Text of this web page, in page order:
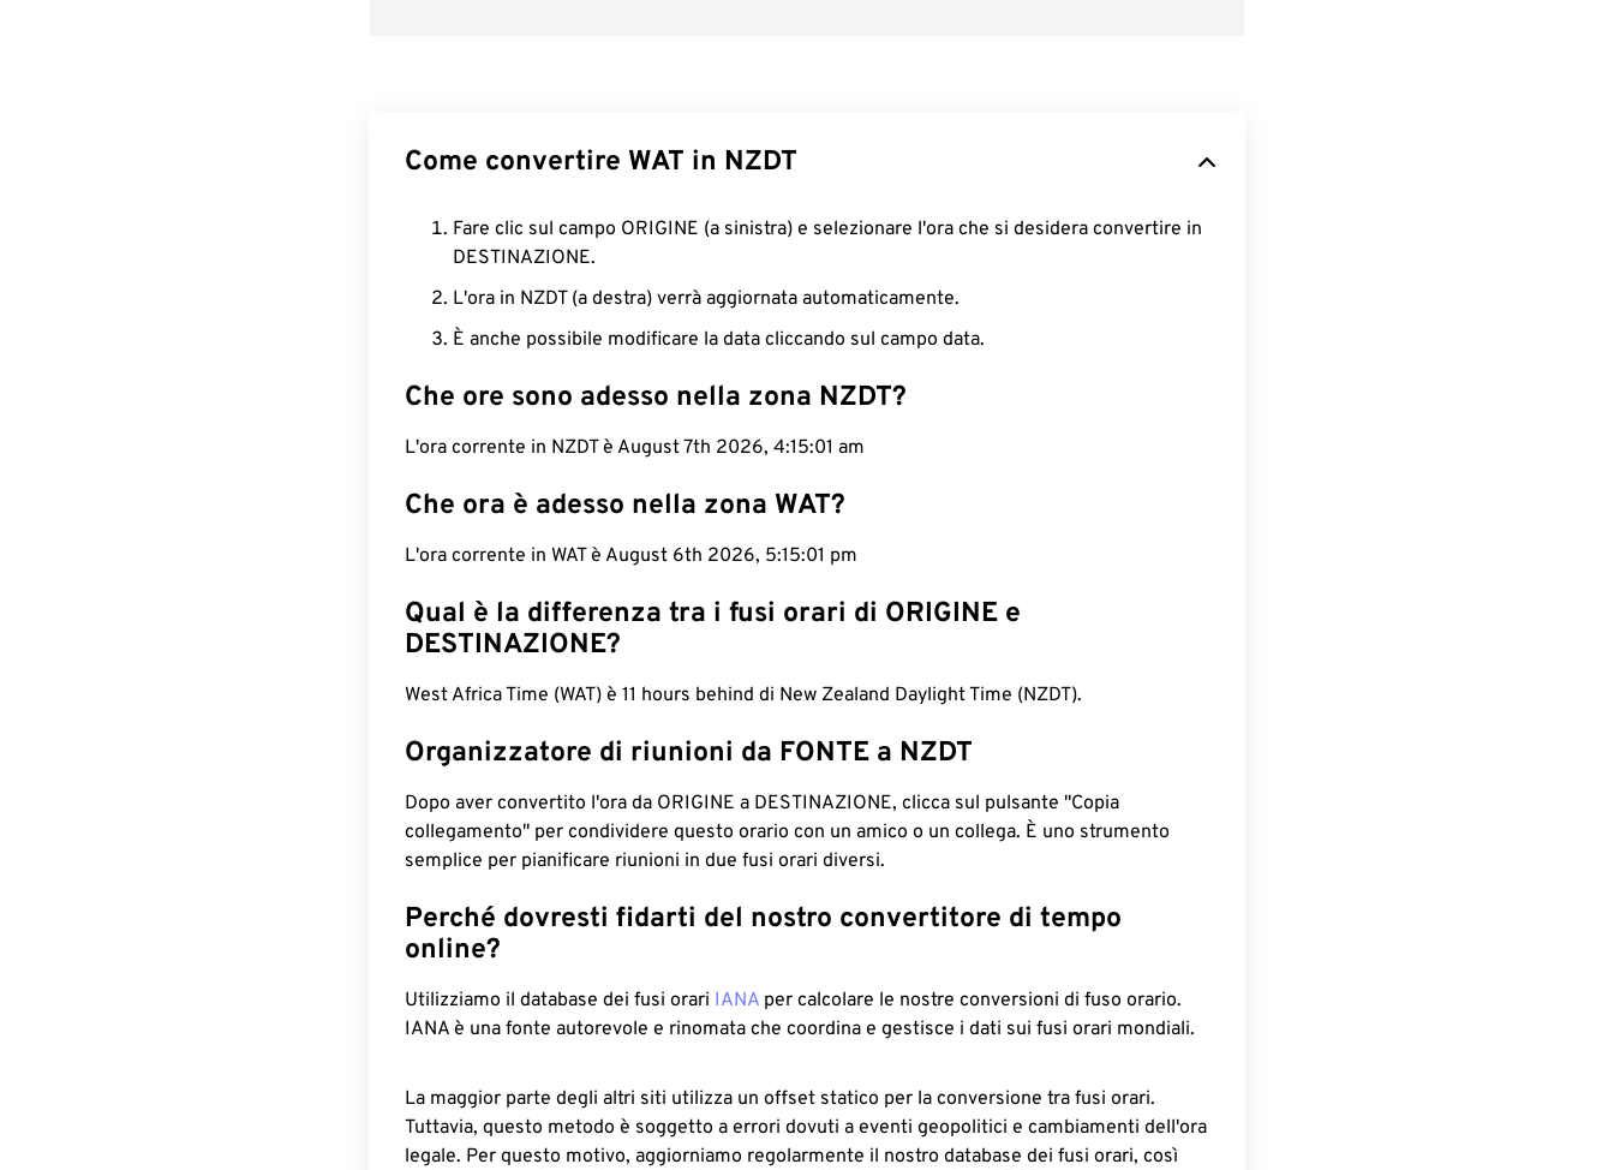
Come convertire WAT in NZDT
Fare clic sul campo ORIGINE (a sinistra) e selezionare l'ora che si desidera convertire in
DESTINAZIONE.
L'ora in NZDT (a destra) verrà aggiornata automaticamente.
È anche possibile modificare la data cliccando sul campo data.
Che ore sono adesso nella zona NZDT?
L'ora corrente in NZDT è August 7th 2026, 4:15:02 am
Che ora è adesso nella zona WAT?
L'ora corrente in WAT è August 6th 2026, 5:15:02 pm
Qual è la differenza tra i fusi orari di ORIGINE e
DESTINAZIONE?
West Africa Time (WAT) è 11 hours behind di New Zealand Daylight Time (NZDT).
Organizzatore di riunioni da FONTE a NZDT
Dopo aver convertito l'ora da ORIGINE a DESTINAZIONE, clicca sul pulsante "Copia
collegamento" per condividere questo orario con un amico o un collega. È uno strumento
semplice per pianificare riunioni in due fusi orari diversi.
Perché dovresti fidarti del nostro convertitore di tempo
online?
Utilizziamo il database dei fusi orari IANA per calcolare le nostre conversioni di fuso orario.
IANA è una fonte autorevole e rinomata che coordina e gestisce i dati sui fusi orari mondiali.
La maggior parte degli altri siti utilizza un offset statico per la conversione tra fusi orari.
Tuttavia, questo metodo è soggetto a errori dovuti a eventi geopolitici e cambiamenti dell'ora
legale. Per questo motivo, aggiorniamo regolarmente il nostro database dei fusi orari, così